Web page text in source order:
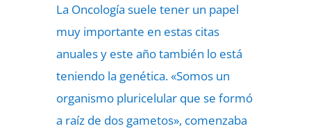
La Oncología suele tener un papel
muy importante en estas citas
anuales y este año también lo está
teniendo la genética. «Somos un
organismo pluricelular que se formó
a raíz de dos gametos», comenzaba